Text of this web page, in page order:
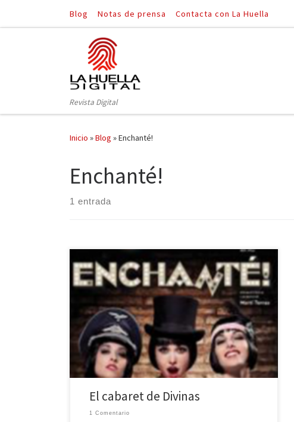
Saltar al contenido
Blog Notas de prensa Contacta con La Huella
Revista Digital
Inicio »Blog »Enchanté!
Enchanté!
1 entrada
Después de su último espectáculo, Paradís, estrenado
en la Sala Muntaner la temporada pasada, Divinas
repone en ese mismo escenario el que fue su tercer
montaje y con el que ganaron el Premio UNNIM de
Teatro 2012 (ahora Premio BBVA): Enchanté! Además
del título de la obra, Enchanté es también […]
El cabaret de Divinas
1 Comentario